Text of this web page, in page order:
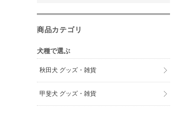
商品カテゴリ
犬種で選ぶ
秋田犬 グッズ・雑貨
甲斐犬 グッズ・雑貨